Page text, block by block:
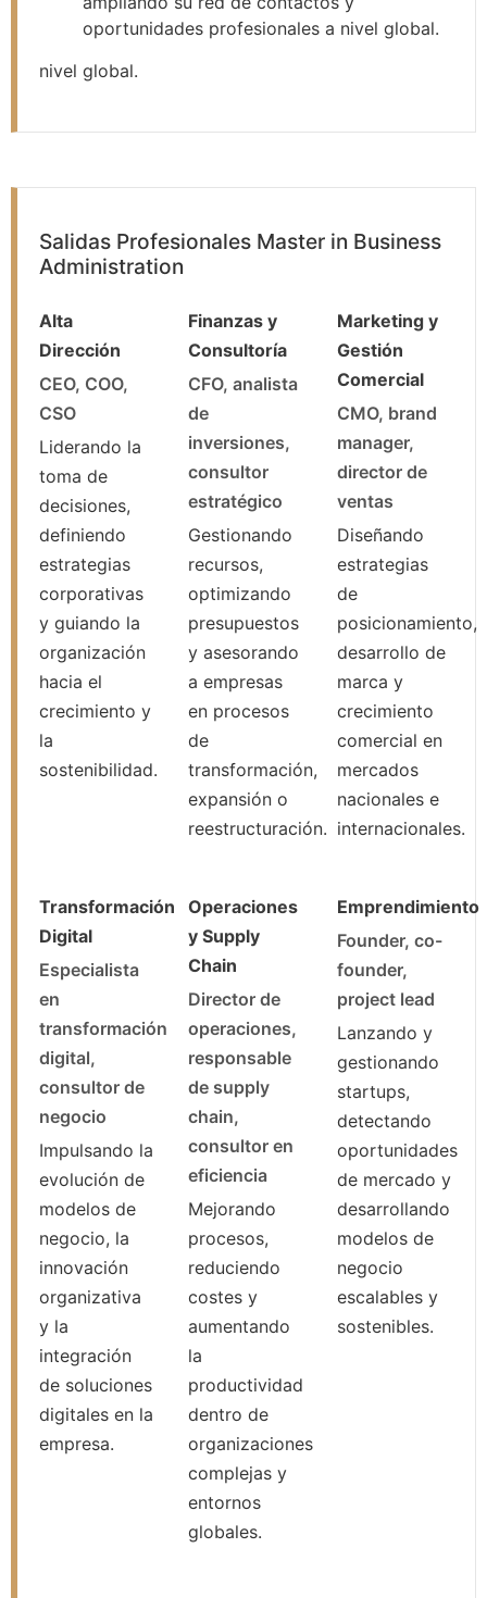
oportunidades profesionales a nivel global.
nivel global.
Salidas Profesionales Master in Business
Administration
Alta
Dirección
CEO, COO,
CSO
Liderando la
toma de
decisiones,
definiendo
estrategias
corporativas
y guiando la
organización
hacia el
crecimiento y
la
sostenibilidad.
Finanzas y
Consultoría
CFO, analista
de
inversiones,
consultor
estratégico
Gestionando
recursos,
optimizando
presupuestos
y asesorando
a empresas
en procesos
de
transformación,
expansión o
reestructuración.
Marketing y
Gestión
Comercial
CMO, brand
manager,
director de
ventas
Diseñando
estrategias
de
posicionamiento,
desarrollo de
marca y
crecimiento
comercial en
mercados
nacionales e
internacionales.
Transformación
Digital
Especialista
en
transformación
digital,
consultor de
negocio
Impulsando la
evolución de
modelos de
negocio, la
innovación
organizativa
y la
integración
de soluciones
digitales en la
empresa.
Operaciones
y Supply
Chain
Director de
operaciones,
responsable
de supply
chain,
consultor en
eficiencia
Mejorando
procesos,
reduciendo
costes y
aumentando
la
productividad
dentro de
organizaciones
complejas y
entornos
globales.
Emprendimiento
Founder, co-
founder,
project lead
Lanzando y
gestionando
startups,
detectando
oportunidades
de mercado y
desarrollando
modelos de
negocio
escalables y
sostenibles.